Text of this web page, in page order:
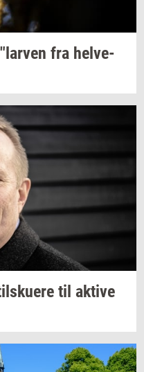
"lar­ven fra hel­ve­
til ak­ti­ve